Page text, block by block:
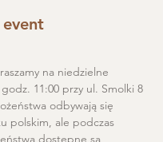
na niedzielne
11:00 przy ul. Smolki 8
odbywają się
polskim, ale podczas
dostępne są